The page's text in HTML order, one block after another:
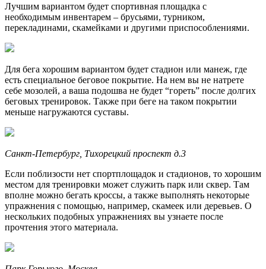
Лучшим вариантом будет спортивная площадка с
необходимым инвентарем – брусьями, турником,
перекладинами, скамейками и другими приспособлениями.
Для бега хорошим вариантом будет стадион или манеж, где
есть специальное беговое покрытие. На нем вы не натрете
себе мозолей, а ваша подошва не будет “гореть” после долгих
беговых тренировок. Также при беге на таком покрытии
меньше нагружаются суставы.
Санкт-Петербург, Тихорецкий проспект д.3
Если поблизости нет спортплощадок и стадионов, то хорошим
местом для тренировки может служить парк или сквер. Там
вполне можно бегать кроссы, а также выполнять некоторые
упражнения с помощью, например, скамеек или деревьев. О
нескольких подобных упражнениях вы узнаете после
прочтения этого материала.